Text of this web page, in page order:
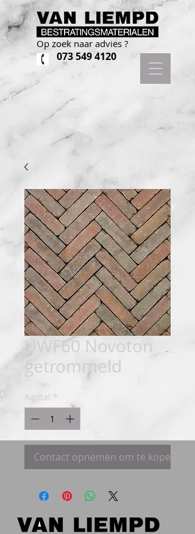
Op zoek naar advies ?
073 549 4120
UWF60 Novoton
getrommeld
Aantal *
Contact opnemen om te kopen